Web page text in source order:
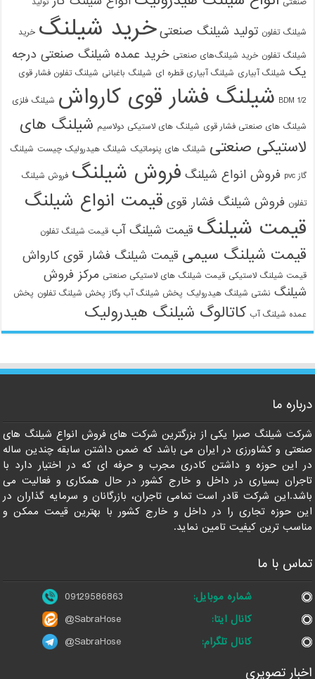
شیلنگ تفلون تولید شیلنگ صنعتی خرید شیلنگ خرید
شیلنگ تفلون خرید شیلنگ‌های صنعتی خرید عمده شیلنگ صنعتی درجه
یک شیلنگ آبیاری شیلنگ آبیاری قطره ای شیلنگ باغبانی شیلنگ تفلون فشار قوی
1/2 BDM شیلنگ فشار قوی کارواش شیلنگ فلزی
شیلنگ های صنعتی فشار قوی شیلنگ های لاستیکی دولاسیم شیلنگ های
لاستیکی صنعتی شیلنگ های پنوماتیک شیلنگ هیدرولیک چیست شیلنگ
گاز pvc فروش انواع شیلنگ فروش شیلنگ فروش شیلنگ
تفلون فروش شیلنگ فشار قوی قیمت انواع شیلنگ
قیمت شیلنگ قیمت شیلنگ آب قیمت شیلنگ تفلون
قیمت شیلنگ سیمی قیمت شیلنگ فشار قوی کارواش
قیمت شیلنگ لاستیکی قیمت شیلنگ های لاستیکی صنعتی مرکز فروش
شیلنگ نشتی شیلنگ هیدرولیک پخش شیلنگ آب وگاز پخش شیلنگ تفلون پخش
عمده شیلنگ آب کاتالوگ شیلنگ هیدرولیک
درباره ما
شرکت شیلنگ صبرا یکی از بزرگترین شرکت های فروش انواع شیلنگ های
صنعتی و کشاورزی در ایران می باشد که ضمن داشتن سابقه چندین ساله
در این حوزه و داشتن کادری مجرب و حرفه ای که در اختیار دارد با
تاجران بسیاری در داخل و خارج کشور در حال همکاری و فعالیت می
باشد.این شرکت قادر است تمامی تاجران، بازرگانان و سرمایه گذاران در
این حوزه تجاری را در داخل و خارج کشور با بهترین قیمت ممکن و
مناسب ترین کیفیت تامین نماید.
تماس با ما
شماره موبایل:
09129586863
کانال ایتا:
@SabraHose
کانال تلگرام:
@SabraHose
اخبار تصویری
09129586863